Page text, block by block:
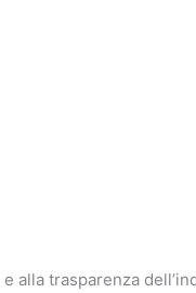
e alla trasparenza